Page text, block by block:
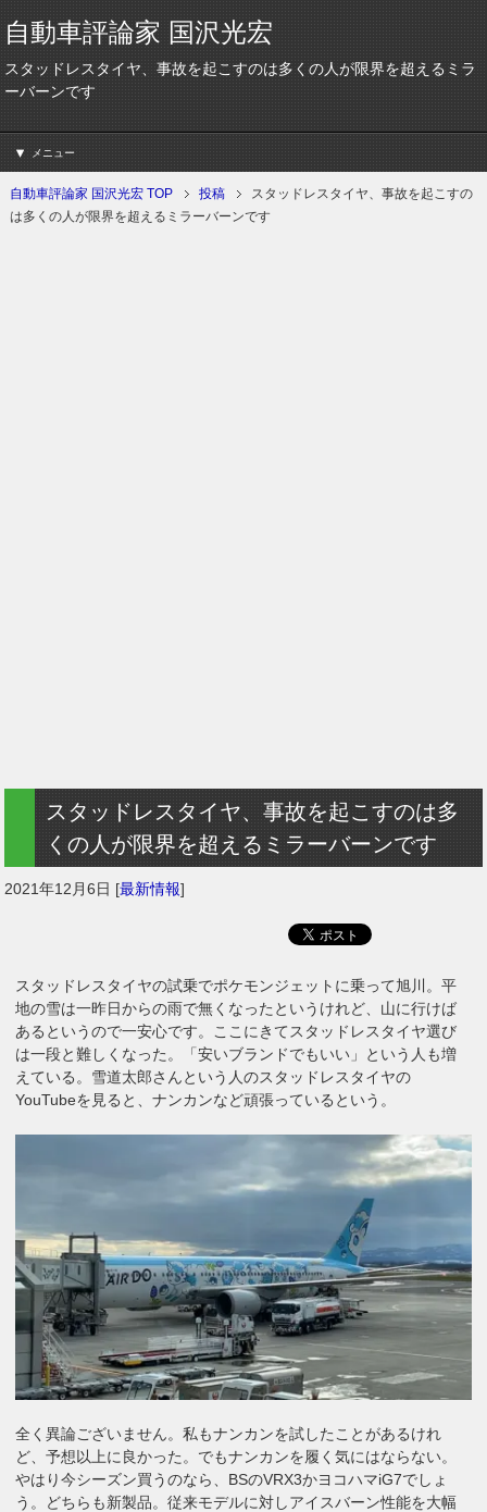
自動車評論家 国沢光宏
スタッドレスタイヤ、事故を起こすのは多くの人が限界を超えるミラ
ーバーンです
メニュー
自動車評論家 国沢光宏 TOP 投稿
スタッドレスタイヤ、事故を起こすの
は多くの人が限界を超えるミラーバーンです
スタッドレスタイヤ、事故を起こすのは多
くの人が限界を超えるミラーバーンです
2021年12月6日 [最新情報]
スタッドレスタイヤの試乗でポケモンジェットに乗って旭川。平
地の雪は一昨日からの雨で無くなったというけれど、山に行けば
あるというので一安心です。ここにきてスタッドレスタイヤ選び
は一段と難しくなった。「安いブランドでもいい」という人も増
えている。雪道太郎さんという人のスタッドレスタイヤの
YouTubeを見ると、ナンカンなど頑張っているという。
全く異論ございません。私もナンカンを試したことがあるけれ
ど、予想以上に良かった。でもナンカンを履く気にはならない。
やはり今シーズン買うのなら、BSのVRX3かヨコハマiG7でしょ
う。どちらも新製品。従来モデルに対しアイスバーン性能を大幅